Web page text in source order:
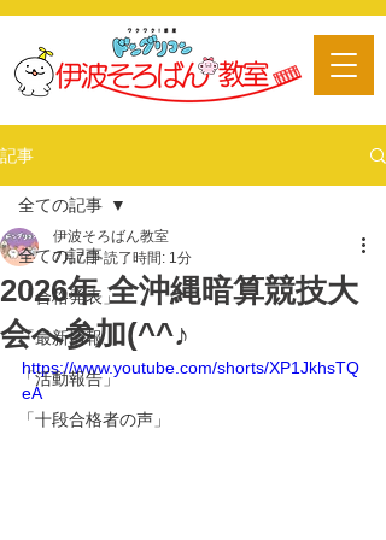
記事
全ての記事
「合格発表」
「最新情報」
「活動報告」
「十段合格者の声」
全ての記事
2026年 全沖縄暗算競技大
会へ参加(^^♪
伊波そろばん教室
7月7日 読了時間: 1分
https://www.youtube.com/shorts/XP1JkhsTQ
eA